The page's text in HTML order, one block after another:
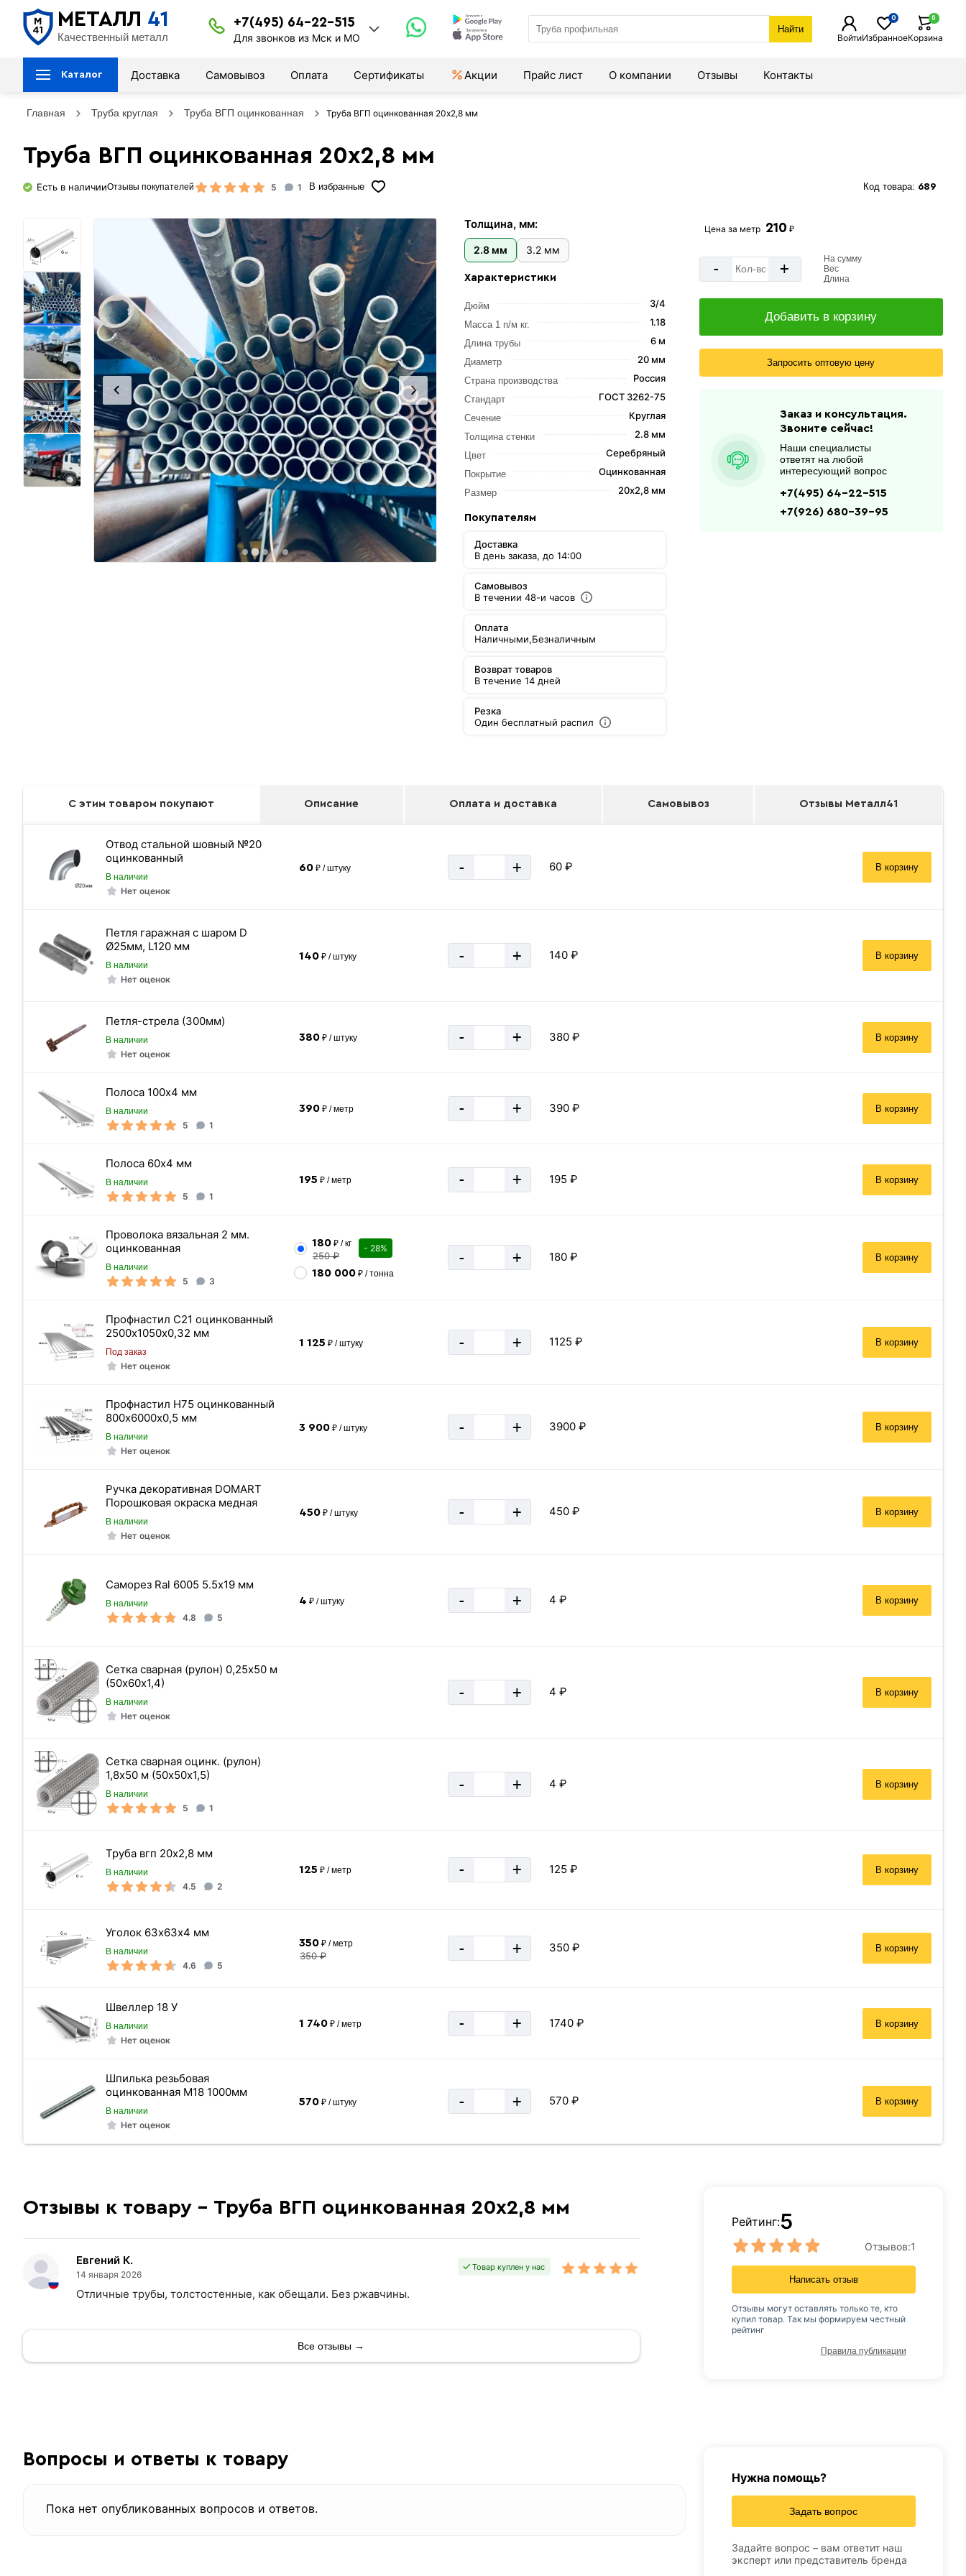
МЕТАЛЛ 41
Качественный металл
+7(495) 64-22-515
Для звонков из Мск и МО
Найти
ВойтиИзбранное
0
Корзина
0
Каталог Доставка Самовывоз Оплата Сертификаты Акции Прайс лист О компании Отзывы Контакты
Главная Труба круглая Труба ВГП оцинкованная Труба ВГП оцинкованная 20х2,8 мм
Труба ВГП оцинкованная 20х2,8 мм
Есть в наличииОтзывы покупателей 5 1 В избранные Код товара: 689
Толщина, мм:
2.8 мм 3.2 мм
Характеристики
Дюйм 3/4
Масса 1 п/м кг. 1.18
Длина трубы 6 м
Диаметр 20 мм
Страна производства Россия
Стандарт ГОСТ 3262-75
Сечение Круглая
Толщина стенки 2.8 мм
Цвет Серебряный
Покрытие Оцинкованная
Размер 20х2,8 мм
Покупателям
Доставка
В день заказа, до 14:00
Самовывоз
В течении 48-и часов
Оплата
Наличными,Безналичным
Возврат товаров
В течение 14 дней
Резка
Один бесплатный распил
Цена за метр 210 ₽
- +
На сумму
Вес
Длина
Добавить в корзину
Запросить оптовую цену
Заказ и консультация.
Звоните сейчас!
Наши специалисты
ответят на любой
интересующий вопрос
+7(495) 64-22-515
+7(926) 680-39-95
С этим товаром покупают Описание Оплата и доставка Самовывоз Отзывы Металл41
Отвод стальной шовный №20
оцинкованный
В наличии
Нет оценок
60₽ / штуку - + 60 ₽ В корзину
Петля гаражная с шаром D
Ø25мм, L120 мм
В наличии
Нет оценок
140₽ / штуку - + 140 ₽ В корзину
Петля-стрела (300мм)
В наличии
Нет оценок
380₽ / штуку - + 380 ₽ В корзину
Полоса 100х4 мм
В наличии
5 1
390₽ / метр - + 390 ₽ В корзину
Полоса 60х4 мм
В наличии
5 1
195 ₽ / метр - + 195 ₽ В корзину
Проволока вязальная 2 мм.
оцинкованная
В наличии
5 3
180₽ / кг
250 ₽
- 28%
180 000₽ / тонна
- + 180 ₽ В корзину
Профнастил C21 оцинкованный
2500х1050х0,32 мм
Под заказ
Нет оценок
1 125 ₽ / штуку - + 1125 ₽ В корзину
Профнастил Н75 оцинкованный
800х6000х0,5 мм
В наличии
Нет оценок
3 900₽ / штуку - + 3900 ₽ В корзину
Ручка декоративная DOMART
Порошковая окраска медная
В наличии
Нет оценок
450₽ / штуку - + 450 ₽ В корзину
Саморез Ral 6005 5.5х19 мм
В наличии
4.8 5
4 ₽ / штуку - + 4 ₽ В корзину
Сетка сварная (рулон) 0,25х50 м
(50х60х1,4)
В наличии
Нет оценок
- + 4 ₽ В корзину
Сетка сварная оцинк. (рулон)
1,8х50 м (50х50х1,5)
В наличии
5 1
- + 4 ₽ В корзину
Труба вгп 20х2,8 мм
В наличии
4.5 2
125 ₽ / метр - + 125 ₽ В корзину
Уголок 63х63х4 мм
В наличии
4.6 5
350₽ / метр
350 ₽ - + 350 ₽ В корзину
Швеллер 18 У
В наличии
Нет оценок
1 740₽ / метр - + 1740 ₽ В корзину
Шпилька резьбовая
оцинкованная М18 1000мм
В наличии
Нет оценок
570₽ / штуку - + 570 ₽ В корзину
Труба ВГП оцинкованная
Масса 1 п/м кг.
Длина трубы
Диаметр
Стандарт
Сечение
Толщина стенки
Оцинкованная
Размер
Цена указана
Вес 1 метра
Метров в 1 тонне
Количество штук в 1 тонне
Вес 6 метр, тн
Отзывы к товару - Труба ВГП оцинкованная 20х2,8 мм
Евгений К.
14 января 2026
Товар куплен у нас
Отличные трубы, толстостенные, как обещали. Без ржавчины.
Все отзывы →
Рейтинг:5
Отзывов:1
Написать отзыв
Отзывы могут оставлять только те, кто
купил товар. Так мы формируем честный
рейтинг
Правила публикации
Вопросы и ответы к товару
Пока нет опубликованных вопросов и ответов.
Нужна помощь?
Задать вопрос
Задайте вопрос – вам ответит наш
эксперт или представитель бренда